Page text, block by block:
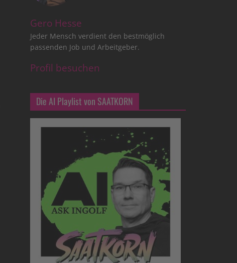
Gero Hesse
Jeder Mensch verdient den bestmöglich
passenden Job und Arbeitgeber.
Profil besuchen
Die AI Playlist von SAATKORN